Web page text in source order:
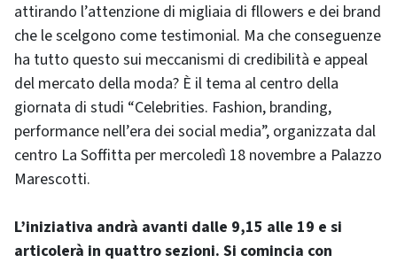
attirando l’attenzione di migliaia di fllowers e dei brand
che le scelgono come testimonial. Ma che conseguenze
ha tutto questo sui meccanismi di credibilità e appeal
del mercato della moda? È il tema al centro della
giornata di studi “Celebrities. Fashion, branding,
performance nell’era dei social media”, organizzata dal
centro La Soffitta per mercoledì 18 novembre a Palazzo
Marescotti.
L’iniziativa andrà avanti dalle 9,15 alle 19 e si
articolerà in quattro sezioni. Si comincia con